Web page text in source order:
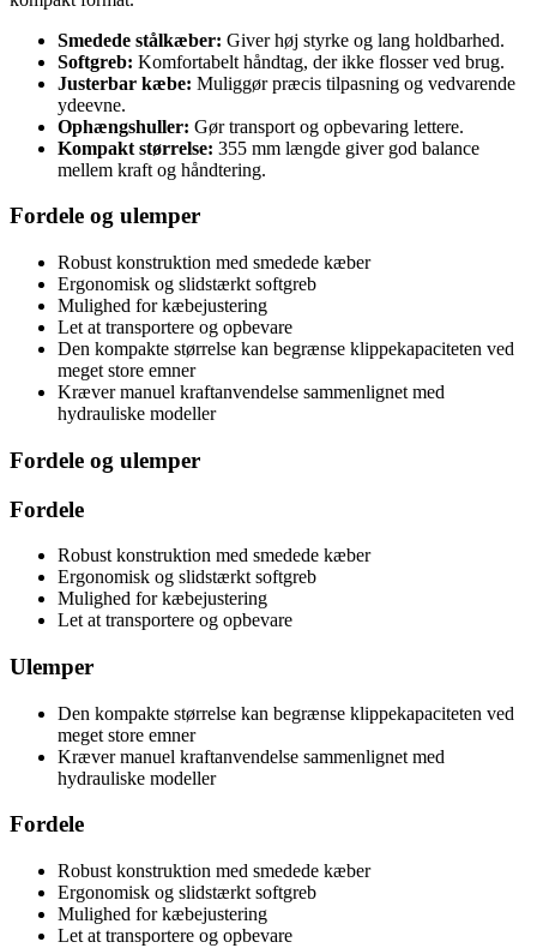
Smedede stålkæber: Giver høj styrke og lang holdbarhed.
Softgreb: Komfortabelt håndtag, der ikke flosser ved brug.
Justerbar kæbe: Muliggør præcis tilpasning og vedvarende
ydeevne.
Ophængshuller: Gør transport og opbevaring lettere.
Kompakt størrelse: 355 mm længde giver god balance
mellem kraft og håndtering.
Fordele og ulemper
Robust konstruktion med smedede kæber
Ergonomisk og slidstærkt softgreb
Mulighed for kæbejustering
Let at transportere og opbevare
Den kompakte størrelse kan begrænse klippekapaciteten ved
meget store emner
Kræver manuel kraftanvendelse sammenlignet med
hydrauliske modeller
Fordele og ulemper
Fordele
Robust konstruktion med smedede kæber
Ergonomisk og slidstærkt softgreb
Mulighed for kæbejustering
Let at transportere og opbevare
Ulemper
Den kompakte størrelse kan begrænse klippekapaciteten ved
meget store emner
Kræver manuel kraftanvendelse sammenlignet med
hydrauliske modeller
Fordele
Robust konstruktion med smedede kæber
Ergonomisk og slidstærkt softgreb
Mulighed for kæbejustering
Let at transportere og opbevare